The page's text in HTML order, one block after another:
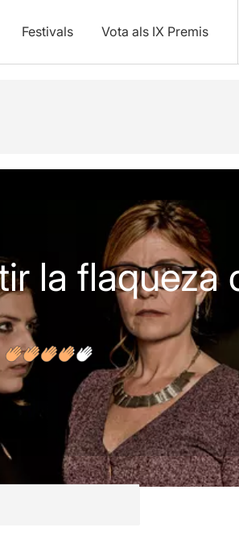
Festivals Vota als IX Premis
la flaqueza